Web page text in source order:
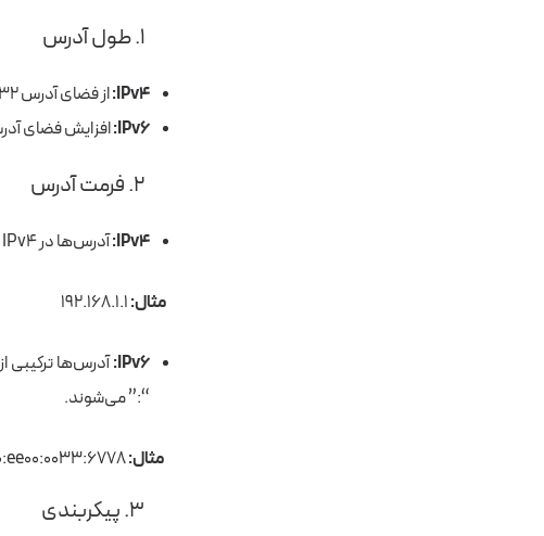
۱. طول آدرس
IPv4: از فضای آدرس ۳۲ بیتی استفاده می‌کند که تا حدودی ۴.۳ میلیارد آدرس منحصربه‌فرد را می‌سازد.
IPv6: افزایش فضای آدرس‌دهی به
۲. فرمت آدرس
IPv4: آدرس‌ها در IPv4 به‌شکل عدد هستند که به‌صورت چهار اکتت و با یک نقطه از هم جدا شده‌اند.
مثال:
IPv6: آدرس‌ها
“:” می‌شوند.
مثال:
۳. پیکربندی